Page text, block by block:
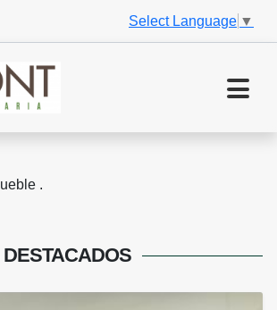
Select Language ▼
.
DESTACADOS